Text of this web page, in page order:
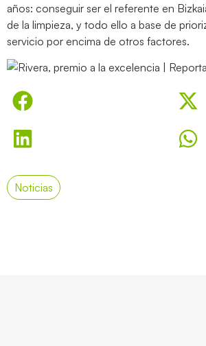
años: conseguir ser el referente en
de la limpieza, y todo ello a base de
servicio por encima de otros factores.
Noticias